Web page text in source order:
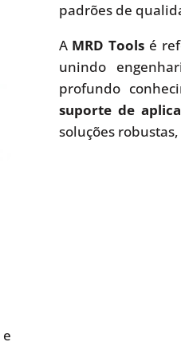
padrões de
A MRD Tools é
unindo
profundo
suporte de
soluções